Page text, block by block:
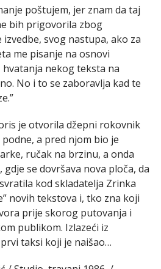
poštujem, jer znam da taj
bih prigovorila zbog
svog nastupa, ako za
me pisanje na osnovi
nekog teksta na
No i to se zaboravlja kad te
je otvorila džepni rokovnik
a pred njom bio je
ručak na brzinu, a onda
se dovršava nova ploča, da
kod skladatelja Zrinka
novih tekstova i, tko zna koji
prije skorog putovanja i
publikom. Izlazeći iz
taksi koji je naišao…